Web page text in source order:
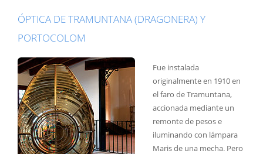
ÓPTICA DE TRAMUNTANA (DRAGONERA) Y
PORTOCOLOM
Fue instalada
originalmente en 1910 en
el faro de Tramuntana,
accionada mediante un
remonte de pesos e
iluminando con lámpara
Maris de una mecha. Pero